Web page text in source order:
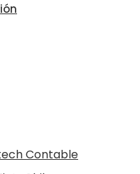
Contable